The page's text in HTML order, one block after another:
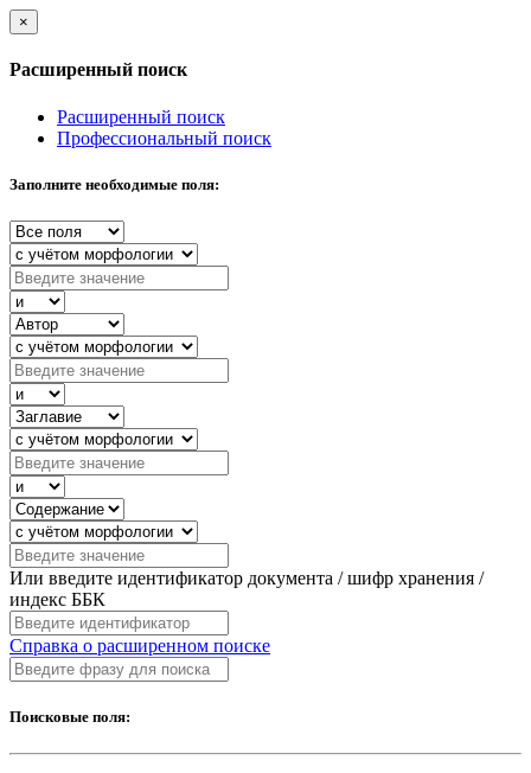
×
Расширенный поиск
Расширенный поиск
Профессиональный поиск
Заполните необходимые поля:
Или введите идентификатор документа / шифр хранения /
индекс ББК
Справка о расширенном поиске
Поисковые поля: